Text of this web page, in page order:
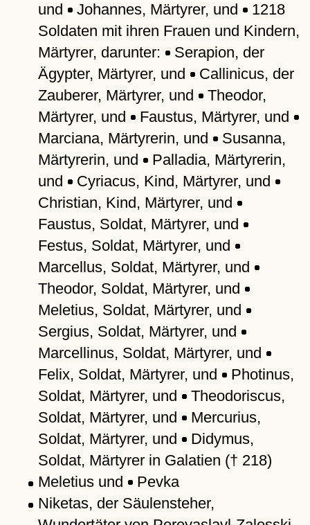
und Johannes, Märtyrer, und 1218
Soldaten mit ihren Frauen und Kindern,
Märtyrer, darunter: Serapion, der
Ägypter, Märtyrer, und Callinicus, der
Zauberer, Märtyrer, und Theodor,
Märtyrer, und Faustus, Märtyrer, und
Marciana, Märtyrerin, und Susanna,
Märtyrerin, und Palladia, Märtyrerin,
und Cyriacus, Kind, Märtyrer, und
Christian, Kind, Märtyrer, und
Faustus, Soldat, Märtyrer, und
Festus, Soldat, Märtyrer, und
Marcellus, Soldat, Märtyrer, und
Theodor, Soldat, Märtyrer, und
Meletius, Soldat, Märtyrer, und
Sergius, Soldat, Märtyrer, und
Marcellinus, Soldat, Märtyrer, und
Felix, Soldat, Märtyrer, und Photinus,
Soldat, Märtyrer, und Theodoriscus,
Soldat, Märtyrer, und Mercurius,
Soldat, Märtyrer, und Didymus,
Soldat, Märtyrer in Galatien († 218)
Meletius und Pevka
Niketas, der Säulensteher,